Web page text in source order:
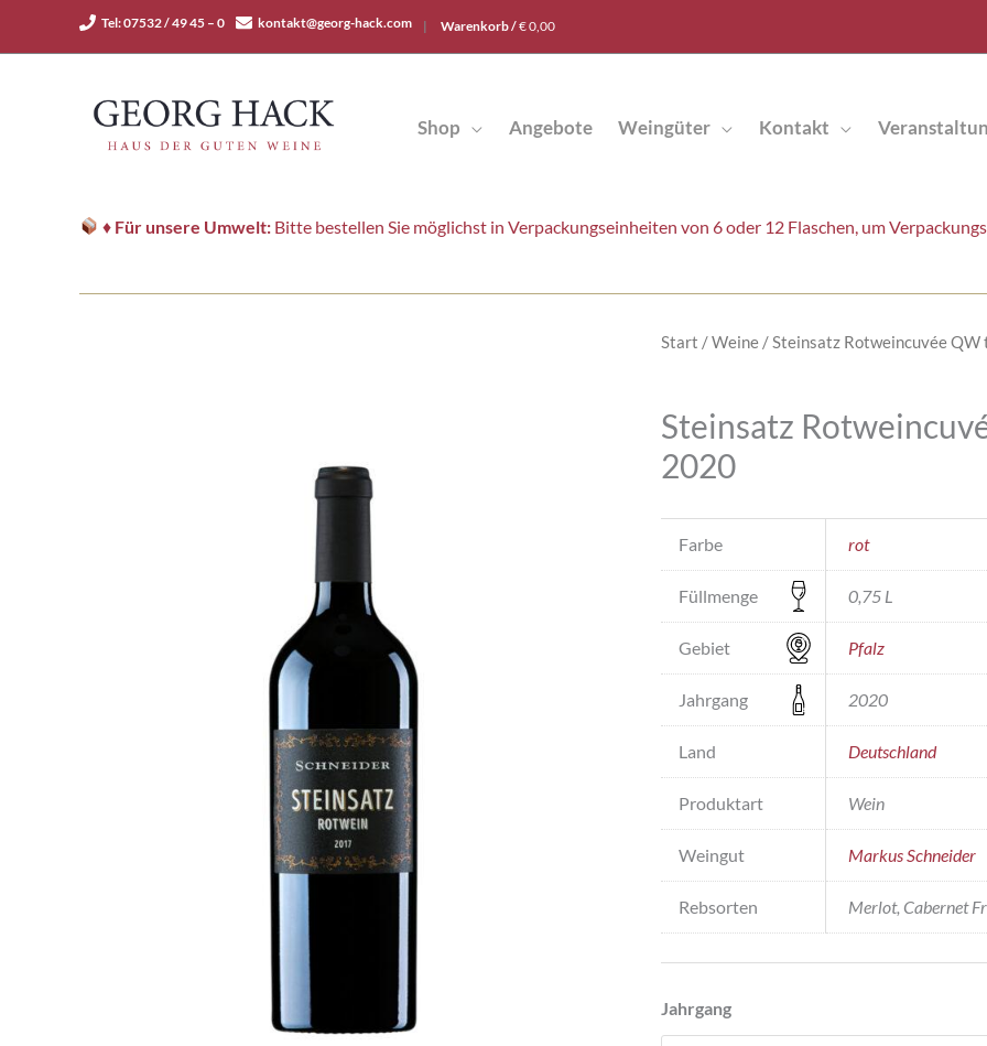
Tel: 07532 / 49 45 – 0 kontakt@georg-hack.com | Warenkorb /€0,00
Shop Angebote Weingüter Kontakt
♦ Für unsere Umwelt: Bitte bestellen Sie möglichst in Verpackungseinheiten von 6 oder 12 Flaschen, um
Start /Weine / Steinsatz Rotweincuvée
Steinsatz
2020
Farbe rot
Füllmenge 0,75 L
Gebiet Pfalz
Jahrgang 2020
Land Deutschland
Produktart Wein
Weingut Markus Schneider
Rebsorten Merlot, Cabernet
Jahrgang